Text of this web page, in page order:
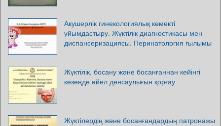
Акушерлік гинекологиялық көмекті
ұйымдастыру. Жүктілік диагностикасы мен
диспансеризациясы. Перинатология ғылымы
Жүктілік, босану және босанғаннан кейінгі
кезеңде әйел денсаулығын қорғау
Жүктілердің және босанғандардың патронажы